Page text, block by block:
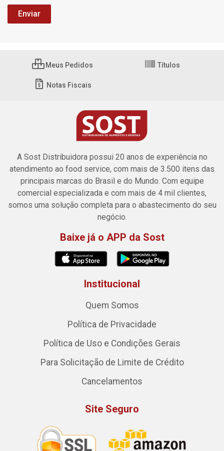
Meus Pedidos Títulos
Notas Fiscais
A Sost Distribuidora possui 20 anos de experiência no
atendimento ao food service, com mais de 3.500 itens das
principais marcas do Brasil e do Mundo. Com equipe
comercial especializada e com mais de 4 mil clientes,
somos uma solução completa para o abastecimento do seu
negócio.
Baixe já o APP da Sost
Institucional
Quem Somos
Política de Privacidade
Política de Uso e Condições Gerais
Para Solicitação de Limite de Crédito
Cancelamentos
Site Seguro